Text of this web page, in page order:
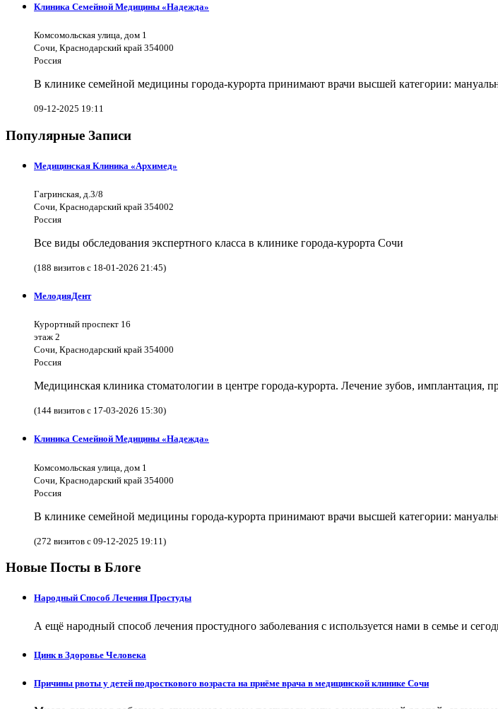
Клиника Семейной Медицины «Надежда»
Комсомольская улица, дом 1
Сочи, Краснодарский край 354000
Россия
В клинике семейной медицины города-курорта принимают врачи высшей категории:
09-12-2025 19:11
Популярные Записи
Медицинская Клиника «Архимед»
Гагринская, д.3/8
Сочи, Краснодарский край 354002
Россия
Все виды обследования экспертного класса в клинике города-курорта Сочи
(188 визитов с 18-01-2026 21:45)
МелодияДент
Курортный проспект 16
этаж 2
Сочи, Краснодарский край 354000
Россия
Медицинская клиника стоматологии в центре города-курорта. Лечение зубов, имплантация,
(144 визитов с 17-03-2026 15:30)
Клиника Семейной Медицины «Надежда»
Комсомольская улица, дом 1
Сочи, Краснодарский край 354000
Россия
В клинике семейной медицины города-курорта принимают врачи высшей категории:
(272 визитов с 09-12-2025 19:11)
Новые Посты в Блоге
Народный Способ Лечения Простуды
А ещё народный способ лечения простудного заболевания с используется нами в семье и
Цинк в Здоровье Человека
Причины рвоты у детей подросткового возраста на приёме врача в медицинской клинике Сочи